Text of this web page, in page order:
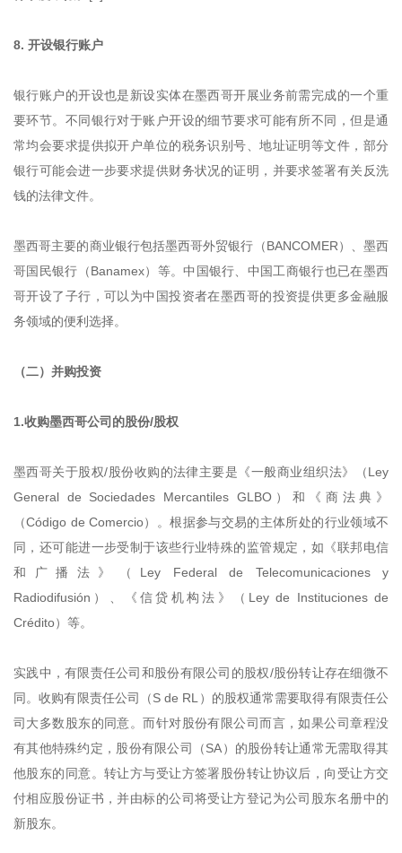
8. 开设银行账户
银行账户的开设也是新设实体在墨西哥开展业务前需完成的一个重
要环节。不同银行对于账户开设的细节要求可能有所不同，但是通
常均会要求提供拟开户单位的税务识别号、地址证明等文件，部分
银行可能会进一步要求提供财务状况的证明，并要求签署有关反洗
钱的法律文件。
墨西哥主要的商业银行包括墨西哥外贸银行（BANCOMER）、墨西
哥国民银行（Banamex）等。中国银行、中国工商银行也已在墨西
哥开设了子行，可以为中国投资者在墨西哥的投资提供更多金融服
务领域的便利选择。
（二）并购投资
1.收购墨西哥公司的股份/股权
墨西哥关于股权/股份收购的法律主要是《一般商业组织法》（Ley
General de Sociedades Mercantiles GLBO）和《商法典》
（Código de Comercio）。根据参与交易的主体所处的行业领域不
同，还可能进一步受制于该些行业特殊的监管规定，如《联邦电信
和广播法》（Ley Federal de Telecomunicaciones y
Radiodifusión）、《信贷机构法》（Ley de Instituciones de
Crédito）等。
实践中，有限责任公司和股份有限公司的股权/股份转让存在细微不
同。收购有限责任公司（S de RL）的股权通常需要取得有限责任公
司大多数股东的同意。而针对股份有限公司而言，如果公司章程没
有其他特殊约定，股份有限公司（SA）的股份转让通常无需取得其
他股东的同意。转让方与受让方签署股份转让协议后，向受让方交
付相应股份证书，并由标的公司将受让方登记为公司股东名册中的
新股东。